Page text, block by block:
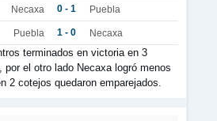
Necaxa 0 - 1 Puebla
Puebla 1 - 0 Necaxa
terminados en victoria en 3
por el otro lado Necaxa logró menos
2 cotejos quedaron emparejados.